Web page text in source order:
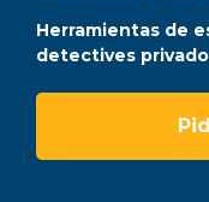
Herramientas de
detectives